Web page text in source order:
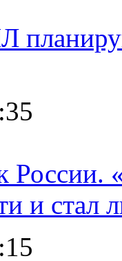
России.
и стал